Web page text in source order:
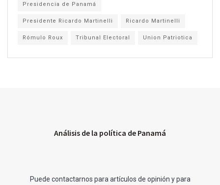
Presidencia de Panamá
Presidente Ricardo Martinelli Ricardo Martinelli
Rómulo Roux Tribunal Electoral Union Patriotica
Análisis de la política de Panamá
Puede contactarnos para artículos de opinión y para